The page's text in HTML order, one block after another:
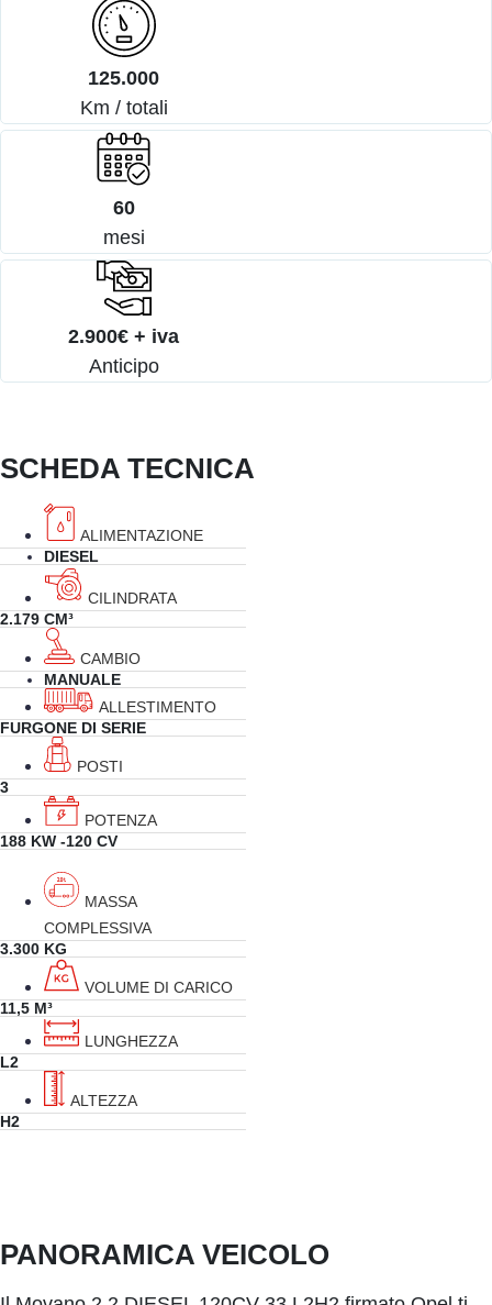
125.000
Km / totali
60
mesi
2.900€ + iva
Anticipo
SCHEDA TECNICA
ALIMENTAZIONE
DIESEL
CILINDRATA
2.179 CM³
CAMBIO
MANUALE
ALLESTIMENTO
FURGONE DI SERIE
POSTI
3
POTENZA
188 KW -120 CV
MASSA
COMPLESSIVA
3.300 KG
VOLUME DI CARICO
11,5 M³
LUNGHEZZA
L2
ALTEZZA
H2
PANORAMICA VEICOLO